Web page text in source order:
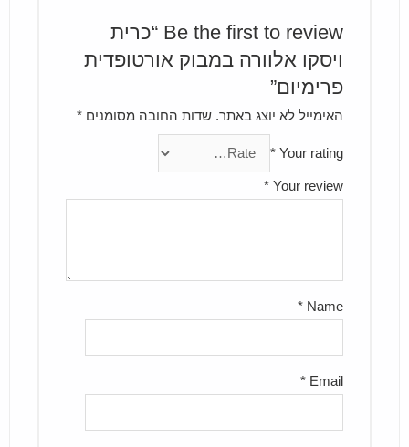
Be the first to review “כרית
ויסקו אלוורה במבוק אורטופדית
פרימיום”
האימייל לא יוצג באתר. שדות החובה מסומנים*
Your rating
*
Your review
*
Name
*
Email
*